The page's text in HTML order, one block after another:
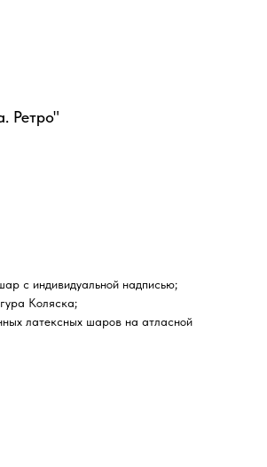
Ретро"
с индивидуальной надписью;
Коляска;
латексных шаров на атласной